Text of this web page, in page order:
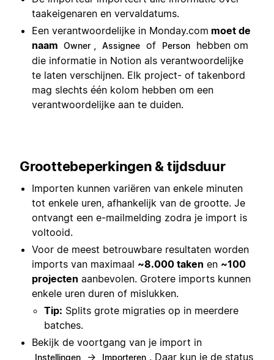
taakeigenaren en vervaldatums.
Een verantwoordelijke in Monday.com moet de
naam Owner , Assignee of Person
hebben om
die informatie in Notion als verantwoordelijke
te laten verschijnen. Elk project- of takenbord
mag slechts één kolom hebben om een
verantwoordelijke aan te duiden.
Groottebeperkingen & tijdsduur
Importen kunnen variëren van enkele minuten
tot enkele uren, afhankelijk van de grootte. Je
ontvangt een e-mailmelding zodra je import is
voltooid.
Voor de meest betrouwbare resultaten worden
imports van maximaal ~8.000 taken en ~100
projecten aanbevolen. Grotere imports kunnen
enkele uren duren of mislukken.
Tip: Splits grote migraties op in meerdere
batches.
Bekijk de voortgang van je import in
Instellingen → Importeren . Daar kun je de status